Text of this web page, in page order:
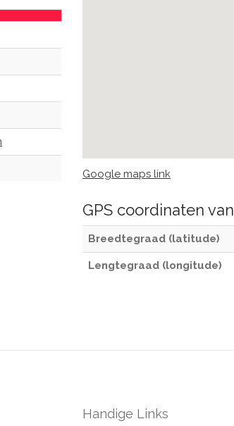
Google maps link
GPS coordinaten van
Breedtegraad (latitude)
Lengtegraad (longitude)
Handige Links